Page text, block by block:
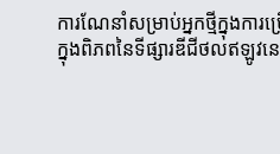
ការណែនាំសម្រាប់អ្នកថ្មីក្នុងកា
ក្នុងពិភពនៃទីផ្សារឌីជីថលឥឡូវន